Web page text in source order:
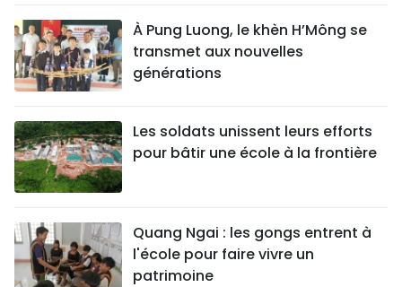
À Pung Luong, le khèn H’Mông se
transmet aux nouvelles
générations
Les soldats unissent leurs efforts
pour bâtir une école à la frontière
Quang Ngai : les gongs entrent à
l'école pour faire vivre un
patrimoine